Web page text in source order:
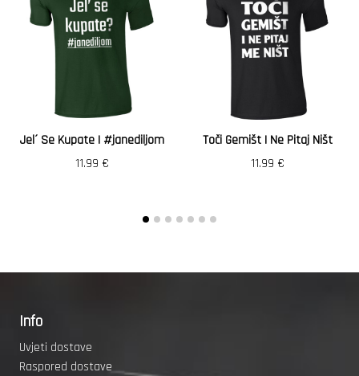
Jel´ Se Kupate | #janediljom
11.99 €
Toči Gemišt I Ne Pitaj Ništ
11.99 €
Info
Uvjeti dostave
Raspored dostave